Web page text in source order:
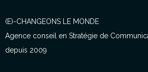
(E)-CHANGEONS LE MONDE
Agence conseil en Stratégie de
depuis 2009